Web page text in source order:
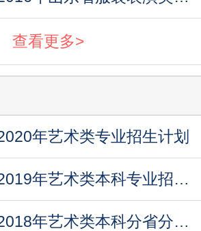
查看更多>
年艺术类专业招生计划
太原理工大学2019年艺术类本科专业招生计划
太原理工大学2018年艺术类本科分省分专业招生计划